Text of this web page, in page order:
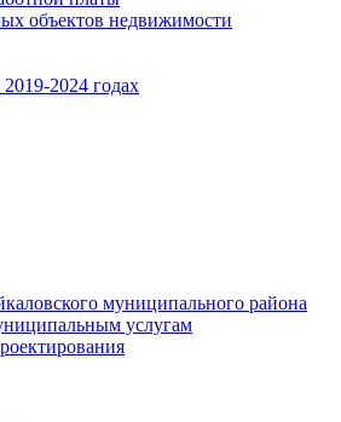
объектов недвижимости
2024 годах
муниципального района
услугам